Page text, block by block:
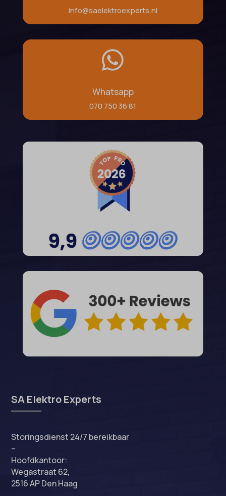
info@saelektroexperts.nl

Whatsapp
070 750 36 81
SA Elektro Experts
Storingsdienst 24/7 bereikbaar
–
Hoofdkantoor:
Wegastraat 62,
2516 AP Den Haag